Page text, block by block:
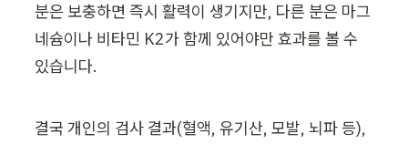
분은 보충하면 즉시 활력이 생기지만, 다른 분은 마그
네슘이나 비타민 K2가 함께 있어야만 효과를 볼 수
있습니다.
결국 개인의 검사 결과(혈액, 유기산, 모발, 뇌파 등),